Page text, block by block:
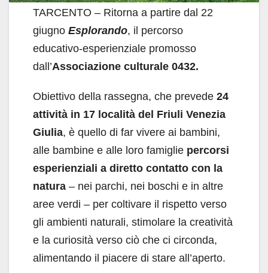
TARCENTO – Ritorna a partire dal 22
giugno Esplorando, il percorso
educativo-esperienziale promosso
dall’Associazione culturale 0432.
Obiettivo della rassegna, che prevede 24
attività in 17 località del Friuli Venezia
Giulia, è quello di far vivere ai bambini,
alle bambine e alle loro famiglie percorsi
esperienziali a diretto contatto con la
natura – nei parchi, nei boschi e in altre
aree verdi – per coltivare il rispetto verso
gli ambienti naturali, stimolare la creatività
e la curiosità verso ciò che ci circonda,
alimentando il piacere di stare all’aperto.